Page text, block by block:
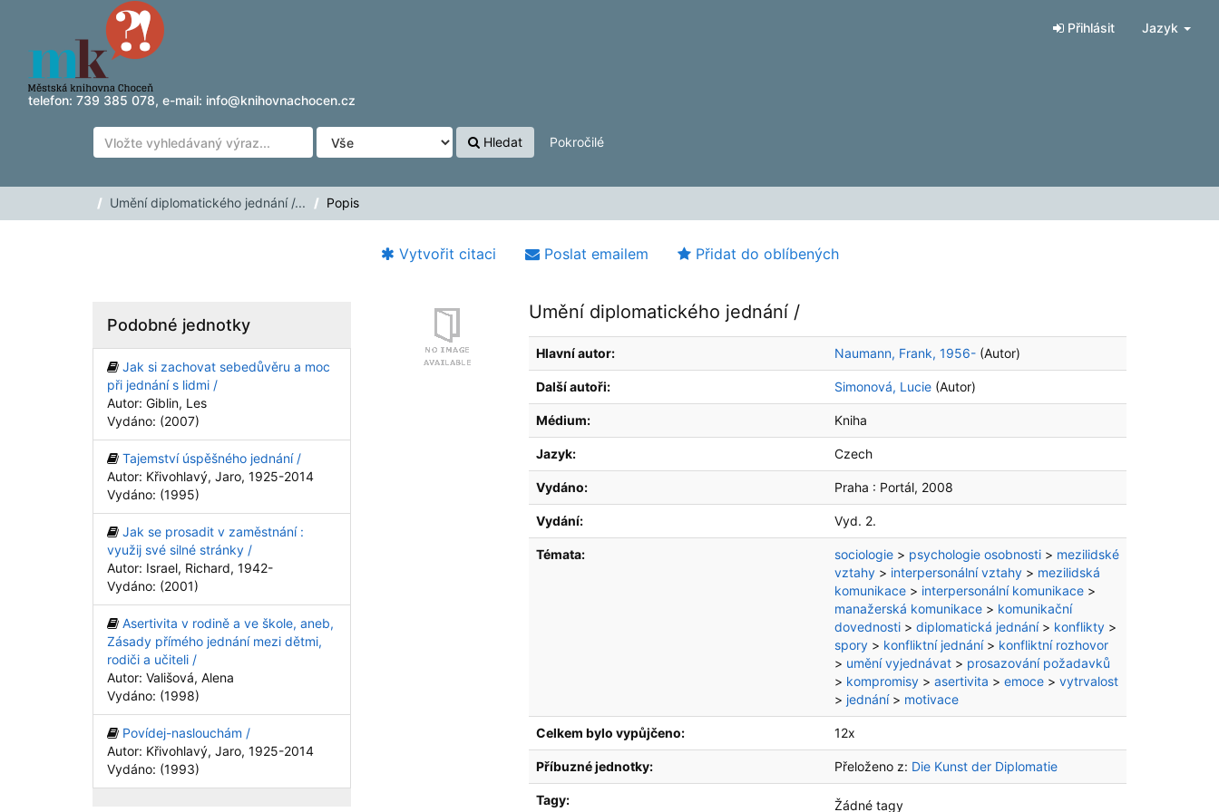
Přeskočit na obsah
telefon: 739 385 078, e-mail: info@knihovnachocen.cz
Přihlásit Jazyk
Hledat Pokročilé
Umění diplomatického jednání /... Popis
Vytvořit citaci Poslat emailem Přidat do oblíbených
Umění diplomatického jednání /
Hlavní autor: Naumann, Frank, 1956- (Autor)
Další autoři: Simonová, Lucie (Autor)
Médium: Kniha
Jazyk: Czech
Vydáno: Praha : Portál, 2008
Vydání: Vyd. 2.
Témata: sociologie > psychologie osobnosti > mezilidské
vztahy > interpersonální vztahy > mezilidská
komunikace > interpersonální komunikace >
manažerská komunikace > komunikační
dovednosti > diplomatická jednání> konflikty >
spory > konfliktní jednání> konfliktní rozhovor
> umění vyjednávat > prosazování požadavků
> kompromisy > asertivita > emoce > vytrvalost
> jednání> motivace
Celkem bylo vypůjčeno: 12x
Příbuzné jednotky: Přeloženo z: Die Kunst der Diplomatie
Tagy: Žádné tagy
Podobné jednotky
Jak si zachovat sebedůvěru a moc
při jednání s lidmi /
Autor: Giblin, Les
Vydáno: (2007)
Tajemství úspěšného jednání /
Autor: Křivohlavý, Jaro, 1925-2014
Vydáno: (1995)
Jak se prosadit v zaměstnání :
využij své silné stránky /
Autor: Israel, Richard, 1942-
Vydáno: (2001)
Asertivita v rodině a ve škole, aneb,
Zásady přímého jednání mezi dětmi,
rodiči a učiteli /
Autor: Vališová, Alena
Vydáno: (1998)
Povídej-naslouchám /
Autor: Křivohlavý, Jaro, 1925-2014
Vydáno: (1993)